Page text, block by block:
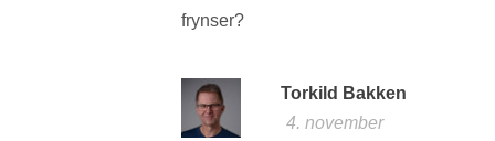
frynser?
Torkild Bakken
4. november